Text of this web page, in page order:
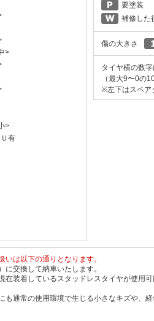
>
>
有
要塗装
補修した
傷の大きさ
タイヤ横の数
（最大9〜0の
※左下はスペア
は以下の通りとなります。
交換して納車いたします。
装着しているスタッドレスタイヤが使用
通常の使用環境で生じる小さなキズや、